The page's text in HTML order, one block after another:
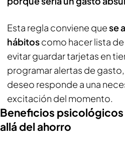
Esta regla conviene quese
hábitoscomo hacer lista
evitar guardar tarjetas en
programar alertas de
deseo responde a una
excitación del momento.
Beneficios psicológicos
allá del ahorro